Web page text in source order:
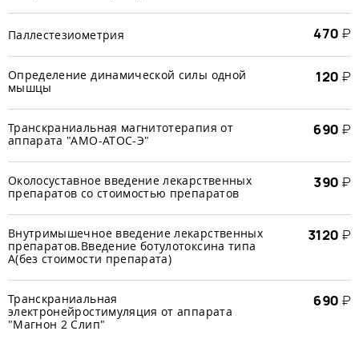
Паллестезиометрия 470 ₽
Определение динамической силы одной
мышцы
120 ₽
Транскраниальная магнитотерапия от
аппарата "АМО-АТОС-Э"
690 ₽
Околосуставное введение лекарственных
препаратов со стоимостью препаратов
390 ₽
Внутримышечное введение лекарственных
препаратов.Введение ботулотоксина типа
А(без стоимости препарата)
3120 ₽
Транскраниальная
электронейростимуляция от аппарата
"Магнон 2 Слип"
690 ₽